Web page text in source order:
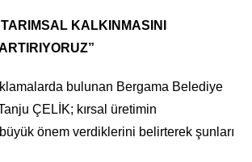
KALKINMASINI
bulunan Bergama Belediye
ÇELİK; kırsal üretimin
önem verdiklerini belirterek şunları